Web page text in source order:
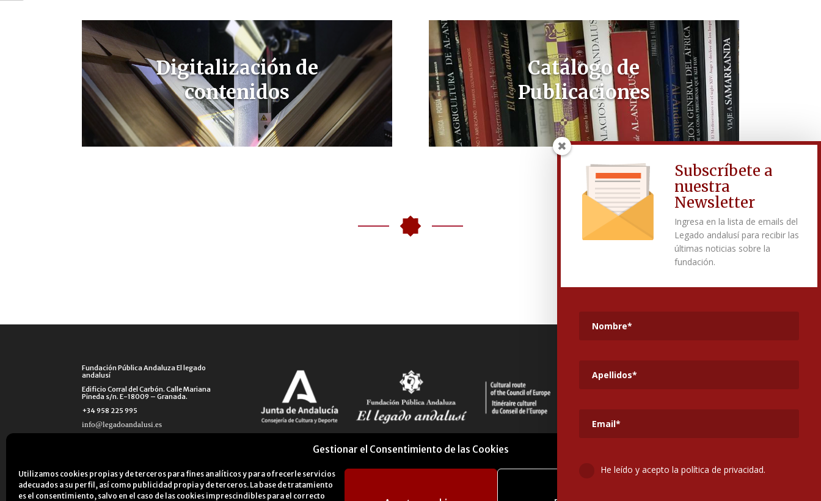
Gestionar el Consentimiento de las Cookies
Utilizamos cookies propias y de terceros para fines analíticos y para ofrecerle servicios
adecuados a su perfil, así como publicidad propia y de terceros. La base de tratamiento
es el consentimiento, salvo en el caso de las cookies imprescindibles para el correcto
Digitalización de
contenidos
Catálogo de
Publicaciones
Fundación Pública Andaluza El legado
andalusí
Edificio Corral del Carbón. Calle Mariana
Pineda s/n. E-18009 – Granada.
+34 958 225 995
info@legadoandalusi.es
Subscríbete a
nuestra
Newsletter
Ingresa en la lista de emails del
Legado andalusí para recibir las
últimas noticias sobre la
fundación.
He leído y acepto la política de privacidad.